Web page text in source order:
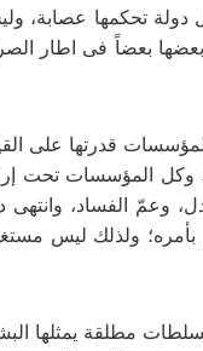
دولة تحكمها عصابة،
بعضاً فى اطار
قدرتها على
وكل المؤسسات تحت
وعمّ الفساد، وانتهى
بأمره؛ ولذلك ليس
مطلقة يمثلها